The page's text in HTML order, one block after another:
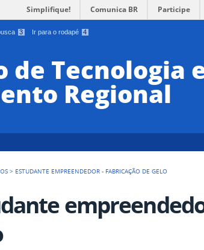
3 Ir para o rodapé 4
Simplifique! Comunica BR Participe
de Tecnologia
Regional
> ESTUDANTE EMPREENDEDOR - FABRICAÇÃO DE GELO